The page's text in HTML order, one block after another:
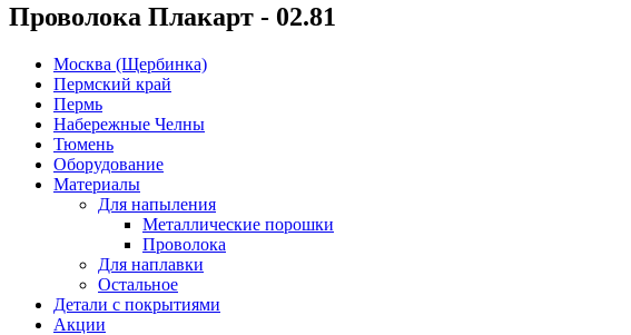
Проволока Плакарт - 02.81
Москва (Щербинка)
Пермский край
Пермь
Набережные Челны
Тюмень
Оборудование
Материалы
Для напыления
Металлические порошки
Проволока
Для наплавки
Остальное
Детали с покрытиями
Акции